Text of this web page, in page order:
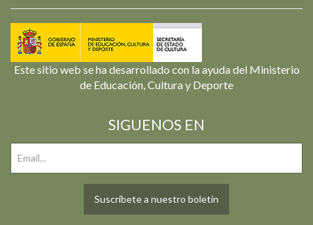
Este sitio web se ha desarrollado con la ayuda del Ministerio
de Educación, Cultura y Deporte
SIGUENOS EN
Suscríbete a nuestro boletín